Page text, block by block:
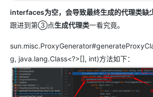
interfaces为空，会导致最终生成的代理类缺
跟进到第③点生成代理类一看究竟。
g, java.lang.Class<?>[], int)方法如下：